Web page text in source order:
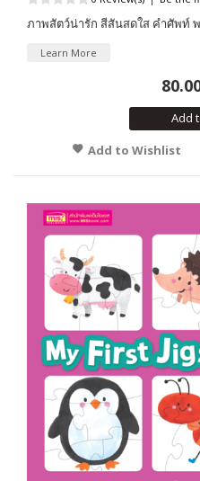
ภาพสัตว์น่ารัก สีสันสดใส คำศัพท์
Learn More
Add
Add to Wishlist